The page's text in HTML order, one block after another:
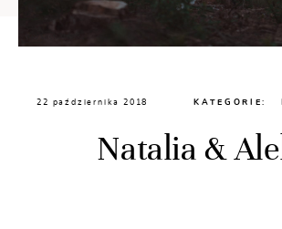
Kontakt
22 października 2018 KATEGORIE:
Natalia &